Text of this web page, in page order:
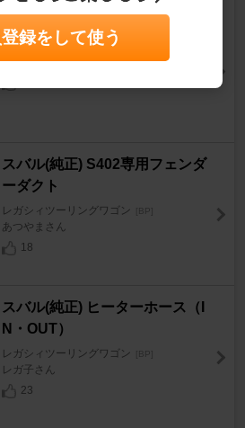
HANKOOK VENTUS S1 evo3
レガシィツーリングワゴン
hkr.さん
スバル(純正) S402専用フェンダ
ーダクト
レガシィツーリングワゴン [BP]
あつやまさん
18
スバル(純正) ヒーターホース（I
N・OUT）
レガシィツーリングワゴン [BP]
レガ子さん
23
録をして使う